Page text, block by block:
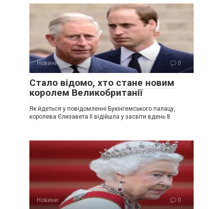
Новини 0
Стало відомо, хто стане новим
королем Великобританії
Як йдеться у повідомленні Букінгемського палацу,
королева Єлизавета ІІ відійшла у засвіти вдень 8
Новини 0